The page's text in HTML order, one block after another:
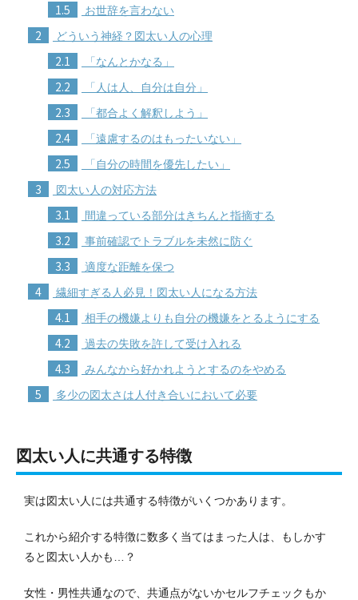
1.5 お世辞を言わない
2 どういう神経？図太い人の心理
2.1 「なんとかなる」
2.2 「人は人、自分は自分」
2.3 「都合よく解釈しよう」
2.4 「遠慮するのはもったいない」
2.5 「自分の時間を優先したい」
3 図太い人の対応方法
3.1 間違っている部分はきちんと指摘する
3.2 事前確認でトラブルを未然に防ぐ
3.3 適度な距離を保つ
4 繊細すぎる人必見！図太い人になる方法
4.1 相手の機嫌よりも自分の機嫌をとるようにする
4.2 過去の失敗を許して受け入れる
4.3 みんなから好かれようとするのをやめる
5 多少の図太さは人付き合いにおいて必要
図太い人に共通する特徴
実は図太い人には共通する特徴がいくつかあります。
これから紹介する特徴に数多く当てはまった人は、もしかす
ると図太い人かも…？
女性・男性共通なので、共通点がないかセルフチェックもか